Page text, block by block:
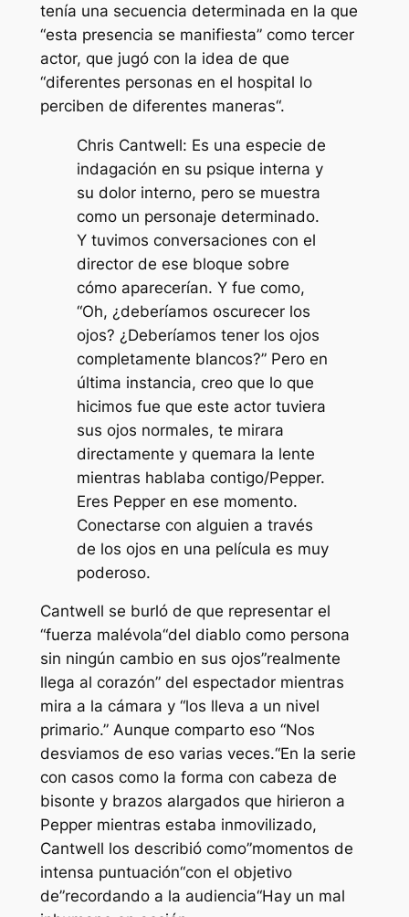
tenía una secuencia determinada en la que
“esta presencia se manifiesta” como tercer
actor, que jugó con la idea de que
“diferentes personas en el hospital lo
perciben de diferentes maneras“.
Chris Cantwell: Es una especie de
indagación en su psique interna y
su dolor interno, pero se muestra
como un personaje determinado.
Y tuvimos conversaciones con el
director de ese bloque sobre
cómo aparecerían. Y fue como,
“Oh, ¿deberíamos oscurecer los
ojos? ¿Deberíamos tener los ojos
completamente blancos?” Pero en
última instancia, creo que lo que
hicimos fue que este actor tuviera
sus ojos normales, te mirara
directamente y quemara la lente
mientras hablaba contigo/Pepper.
Eres Pepper en ese momento.
Conectarse con alguien a través
de los ojos en una película es muy
poderoso.
Cantwell se burló de que representar el
“fuerza malévola“del diablo como persona
sin ningún cambio en sus ojos”realmente
llega al corazón” del espectador mientras
mira a la cámara y “los lleva a un nivel
primario.” Aunque comparto eso “Nos
desviamos de eso varias veces.“En la serie
con casos como la forma con cabeza de
bisonte y brazos alargados que hirieron a
Pepper mientras estaba inmovilizado,
Cantwell los describió como”momentos de
intensa puntuación“con el objetivo
de”recordando a la audiencia“Hay un mal